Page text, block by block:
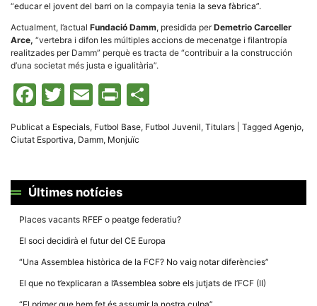
“educar el jovent del barri on la compayia tenia la seva fàbrica”.
Actualment, l’actual Fundació Damm, presidida perDemetrio Carceller
Arce, “vertebra i difon les múltiples accions de mecenatge i filantropía
realitzades per Damm” perquè es tracta de “contribuir a la construcción
d’una societat més justa e igualitària”.
Facebook
Twitter
Email
Print
Publicat a Especials, Futbol Base, Futbol Juvenil, Titulars Tagged Agenjo,
Ciutat Esportiva, Damm, Monjuïc
Últimes notícies
Places vacants RFEF o peatge federatiu?
El soci decidirà el futur del CE Europa
“Una Assemblea històrica de la FCF? No vaig notar diferències”
El que no t’explicaran a l’Assemblea sobre els jutjats de l’FCF (II)